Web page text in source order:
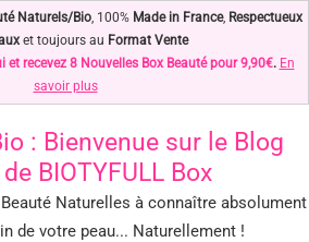
Naturels/Bio, 100% Made in France, Respectueux
et toujours au Format Vente
et recevez 8 Nouvelles Box Beauté pour 9,90€. En
savoir plus
: Bienvenue sur le Blog
BIOTYFULL Box
Naturelles à connaître absolument
de votre peau... Naturellement !